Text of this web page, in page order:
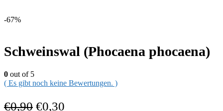
-67%
Schweinswal (Phocaena phocaena)
0 out of 5
( Es gibt noch keine Bewertungen. )
€0,90 €0,30